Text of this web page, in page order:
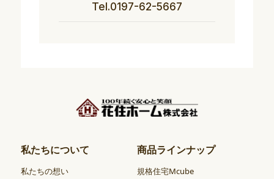
Tel.0197-62-5667
私たちについて
私たちの想い
商品ラインナップ
規格住宅Mcube